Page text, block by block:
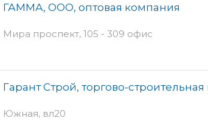
ГАММА, ООО, оптовая компания
Мира проспект, 105 - 309 офис
Гарант Строй, торгово-
Южная, вл20